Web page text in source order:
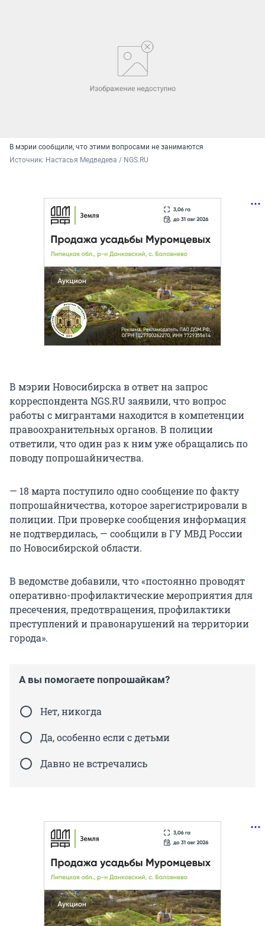
В мэрии сообщили, что этими вопросами не занимаются
Источник: Настасья Медведева / NGS.RU
В мэрии Новосибирска в ответ на запрос
корреспондента NGS.RU заявили, что вопрос
работы с мигрантами находится в компетенции
правоохранительных органов. В полиции
ответили, что один раз к ним уже обращались по
поводу попрошайничества.
— 18 марта поступило одно сообщение по факту
попрошайничества, которое зарегистрировали в
полиции. При проверке сообщения информация
не подтвердилась, — сообщили в ГУ МВД России
по Новосибирской области.
В ведомстве добавили, что «постоянно проводят
оперативно-профилактические мероприятия для
пресечения, предотвращения, профилактики
преступлений и правонарушений на территории
города».
А вы помогаете попрошайкам?
Нет, никогда
Да, особенно если с детьми
Давно не встречались